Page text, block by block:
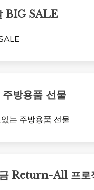
BIG SALE
방용품 선물
Return-All 프로